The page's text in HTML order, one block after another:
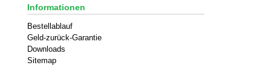
Informationen
Bestellablauf
Geld-zurück-Garantie
Downloads
Sitemap